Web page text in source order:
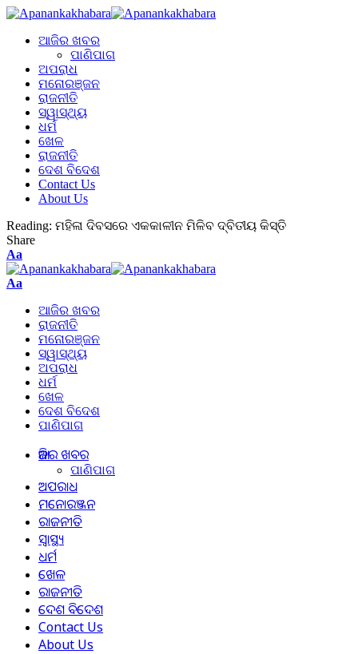
ଆଜିର ଖବର
ପାଣିପାଗ
ଅପରାଧ
ମନୋରଞ୍ଜନ
ରାଜନୀତି
ସ୍ୱାସ୍ଥ୍ୟ
ଧର୍ମ
ଖେଳ
ରାଜନୀତି
ଦେଶ ବିଦେଶ
Contact Us
About Us
Reading: ମହିଳା ଦିବସରେ ଏକକାଳୀନ ମିଳିବ ଦ୍ବିତୀୟ କିସ୍ତି
Share
Aa
Aa
ଆଜିର ଖବର
ରାଜନୀତି
ମନୋରଞ୍ଜନ
ସ୍ୱାସ୍ଥ୍ୟ
ଅପରାଧ
ଧର୍ମ
ଖେଳ
ଦେଶ ବିଦେଶ
ପାଣିପାଗ
ଆଜିର ଖବର
ପାଣିପାଗ
ଅପରାଧ
ମନୋରଞ୍ଜନ
ରାଜନୀତି
ସ୍ୱାସ୍ଥ୍ୟ
ଧର୍ମ
ଖେଳ
ରାଜନୀତି
ଦେଶ ବିଦେଶ
Contact Us
About Us